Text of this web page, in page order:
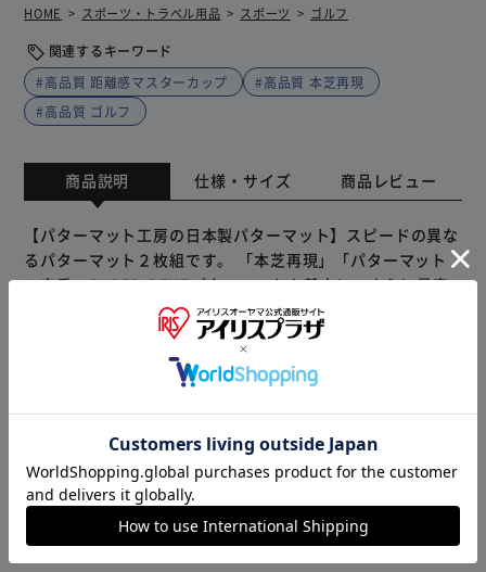
HOME スポーツ・トラベル用品 スポーツ ゴルフ
関連するキーワード
#高品質 距離感マスターカップ
#高品質 本芝再現
#高品質 ゴルフ
商品説明 仕様・サイズ 商品レビュー
【パターマット工房の日本製パターマット】スピードの異な
るパターマット２枚組です。 「本芝再現」「パターマット
の定番」SUPER-BENTパターマットを基本に、さらに最高
速EXPERTパターマットと練習用具の組み合わせで、パッテ
ィング技術を効果的にトレーニングできる練習システムで
す。 もちろんどちらも100％日本製。繊細で精密な高品質な
パターマットを選ぶ時は、ぜひ「日本製」の表示をご確認く
ださい。 通常のセットに加えて、パッティングの精度をア
ップさせる練習用具「まっすぐぱっと」を同梱いたします。
【この商品のセット内容】 SUPER-BENTパターマット
45cm×3m（標準ベント）、EXPERTパターマット
45cm×3m（最高速ベント）、距離感マスターカップ1枚
（特許庁意匠登録済み）、まっすぐぱっと1枚、傾斜パッド
（マット端切）、円形ターゲット、目印シール、説明書 ※
もっと見る
※製品は予告なく仕様を変更する場合がございます。あらか
じめご了承ください。